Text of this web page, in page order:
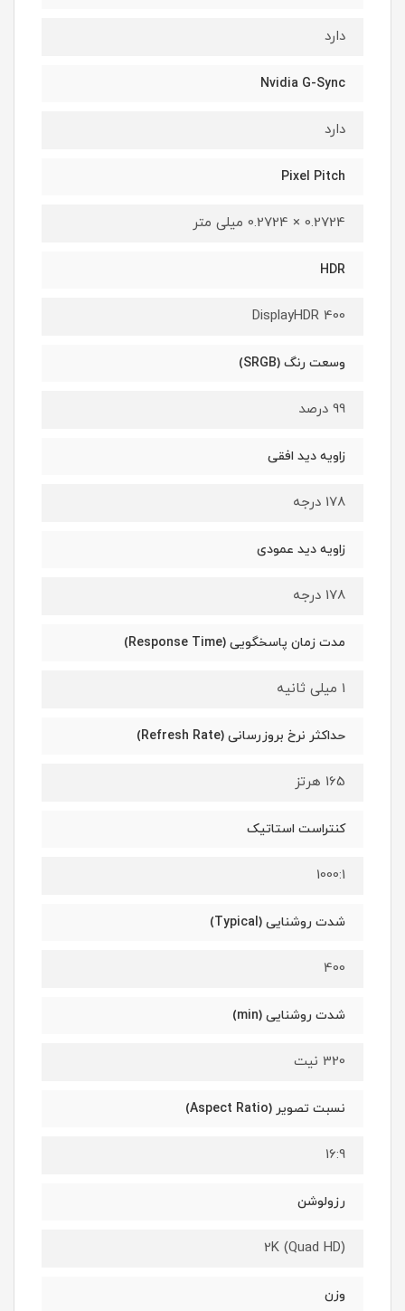
دارد
Nvidia G-Sync
دارد
Pixel Pitch
0.2724 × 0.2724 میلی متر
HDR
DisplayHDR 400
وسعت رنگ (SRGB)
99 درصد
زاویه دید افقی
178 درجه
زاویه دید عمودی
178 درجه
مدت زمان پاسخگویی (Response Time)
1 میلی ثانیه
حداکثر نرخ بروزرسانی (Refresh Rate)
165 هرتز
کنتراست استاتیک
1000:1
شدت روشنایی (Typical)
400
شدت روشنایی (min)
320 نیت
نسبت تصویر (Aspect Ratio)
16:9
رزولوشن
2K (Quad HD)
وزن